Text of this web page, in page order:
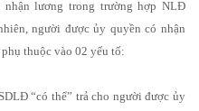
lương trong trường hợp NLĐ
người được ủy quyền có nhận
thuộc vào 02 yếu tố:
“có thể” trả cho người được ủy